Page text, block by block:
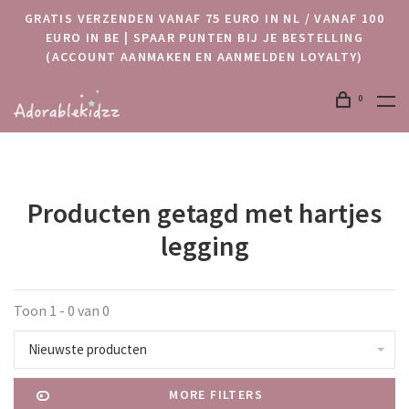
GRATIS VERZENDEN VANAF 75 EURO IN NL / VANAF 100
EURO IN BE | SPAAR PUNTEN BIJ JE BESTELLING
(ACCOUNT AANMAKEN EN AANMELDEN LOYALTY)
0
Producten getagd met hartjes
legging
Toon 1 - 0 van 0
Nieuwste producten
MORE FILTERS